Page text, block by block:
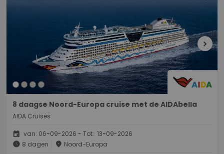
chevron_right
8 daagse Noord-Europa cruise met de AIDAbella
AIDA Cruises
event van: 06-09-2026 - Tot: 13-09-2026
schedule 8 dagen place Noord-Europa